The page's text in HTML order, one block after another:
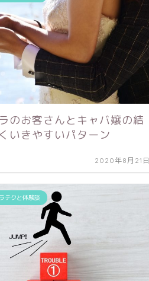
のお客さんとキャバ嬢の結
いきやすいパターン
2020年8月21日
テクと体験談